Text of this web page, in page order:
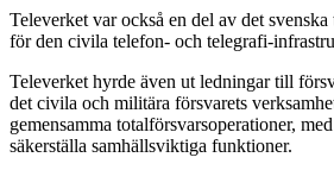
Televerket var också en del av det
för den civila telefon- och telegrafi-
Televerket hyrde även ut ledningar till
det civila och militära försvarets
gemensamma totalförsvarsoperationer,
säkerställa samhällsviktiga funktioner.